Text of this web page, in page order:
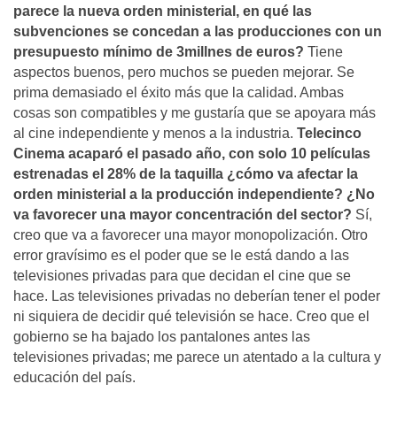
parece la nueva orden ministerial, en qué las
subvenciones se concedan a las producciones con un
presupuesto mínimo de 3millnes de euros? Tiene
aspectos buenos, pero muchos se pueden mejorar. Se
prima demasiado el éxito más que la calidad. Ambas
cosas son compatibles y me gustaría que se apoyara más
al cine independiente y menos a la industria. Telecinco
Cinema acaparó el pasado año, con solo 10 películas
estrenadas el 28% de la taquilla ¿cómo va afectar la
orden ministerial a la producción independiente? ¿No
va favorecer una mayor concentración del sector? Sí,
creo que va a favorecer una mayor monopolización. Otro
error gravísimo es el poder que se le está dando a las
televisiones privadas para que decidan el cine que se
hace. Las televisiones privadas no deberían tener el poder
ni siquiera de decidir qué televisión se hace. Creo que el
gobierno se ha bajado los pantalones antes las
televisiones privadas; me parece un atentado a la cultura y
educación del país.